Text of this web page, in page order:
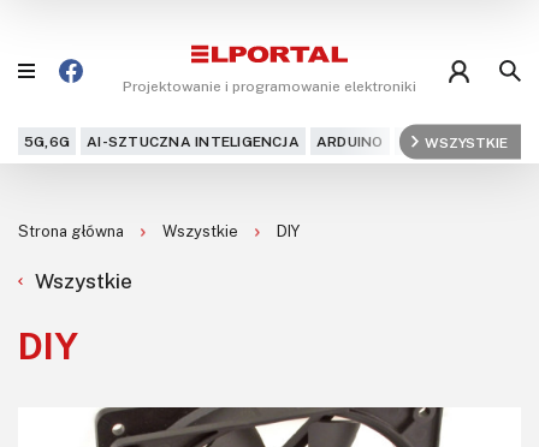
Projektowanie i programowanie elektroniki
5G,6G AI-SZTUCZNA INTELIGENCJA ARDUINO ARM AUDIO
WSZYSTKIE
Czytelnia
Strona główna Wszystkie DIY
Wszystkie
DIY